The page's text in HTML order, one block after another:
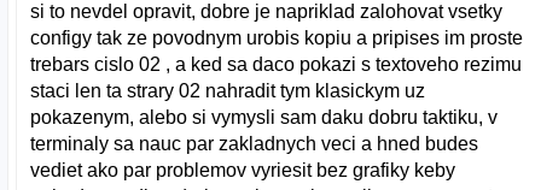
si to nevdel opravit, dobre je napriklad zalohovat vsetky
configy tak ze povodnym urobis kopiu a pripises im proste
trebars cislo 02 , a ked sa daco pokazi s textoveho rezimu
staci len ta strary 02 nahradit tym klasickym uz
pokazenym, alebo si vymysli sam daku dobru taktiku, v
terminaly sa nauc par zakladnych veci a hned budes
vediet ako par problemov vyriesit bez grafiky keby